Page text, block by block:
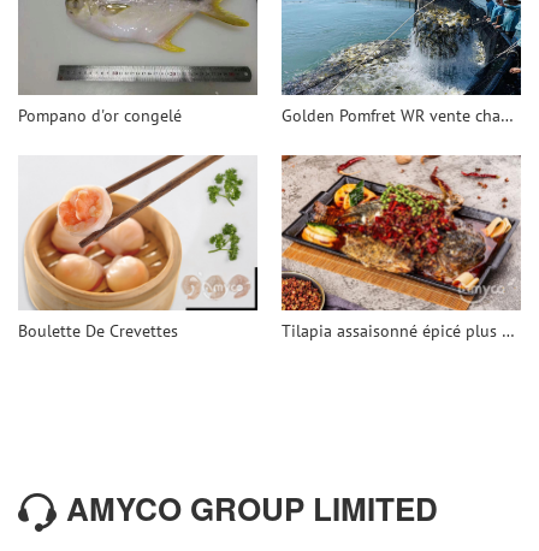
Pompano d'or congelé Golden Pomfret WR vente chaude
Boulette De Crevettes Tilapia assaisonné épicé plus pratique
AMYCO GROUP LIMITED